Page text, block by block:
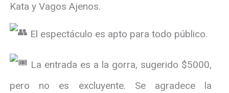
Kata y Vagos Ajenos.
El espectáculo es apto para todo público.
La entrada es a la gorra, sugerido $5000,
pero no es excluyente. Se agradece la